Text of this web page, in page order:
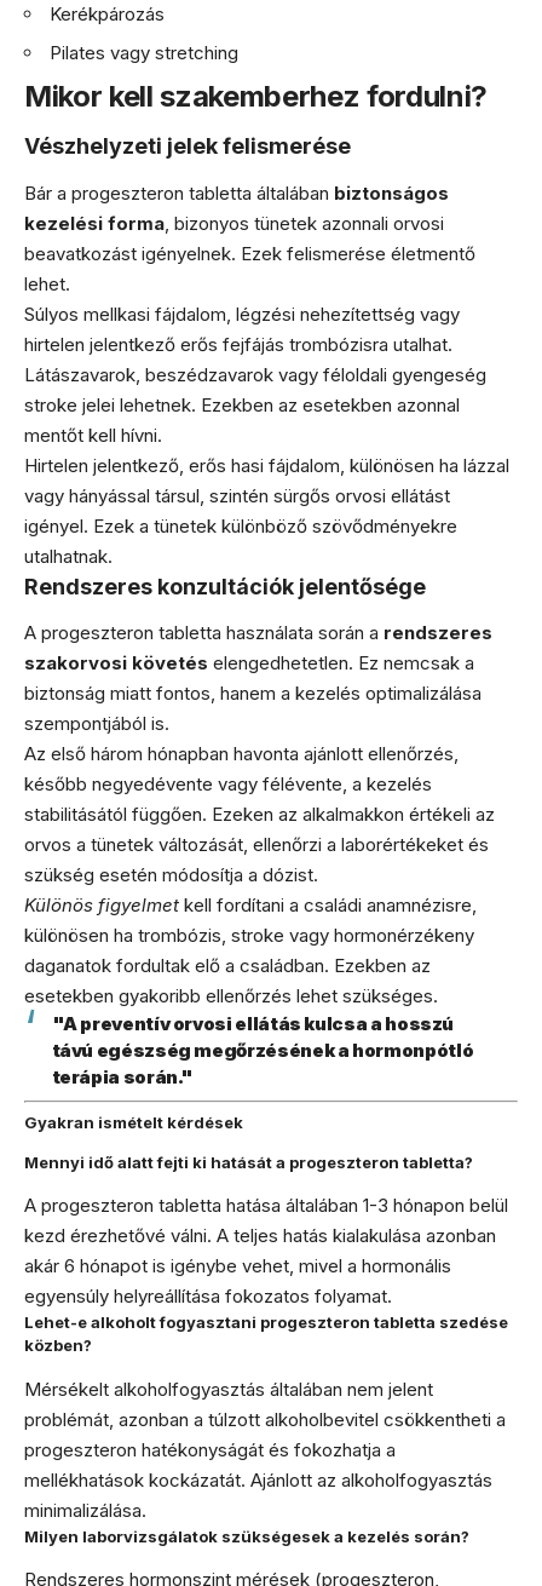
Kerékpározás
Pilates vagy stretching
Mikor kell szakemberhez fordulni?
Vészhelyzeti jelek felismerése
Bár a progeszteron tabletta általában biztonságos
kezelési forma, bizonyos tünetek azonnali orvosi
beavatkozást igényelnek. Ezek felismerése életmentő
lehet.
Súlyos mellkasi fájdalom, légzési nehezítettség vagy
hirtelen jelentkező erős fejfájás trombózisra utalhat.
Látászavarok, beszédzavarok vagy féloldali gyengeség
stroke jelei lehetnek. Ezekben az esetekben azonnal
mentőt kell hívni.
Hirtelen jelentkező, erős hasi fájdalom, különösen ha lázzal
vagy hányással társul, szintén sürgős orvosi ellátást
igényel. Ezek a tünetek különböző szövődményekre
utalhatnak.
Rendszeres konzultációk jelentősége
A progeszteron tabletta használata során a rendszeres
szakorvosi követés elengedhetetlen. Ez nemcsak a
biztonság miatt fontos, hanem a kezelés optimalizálása
szempontjából is.
Az első három hónapban havonta ajánlott ellenőrzés,
később negyedévente vagy félévente, a kezelés
stabilitásától függően. Ezeken az alkalmakkon értékeli az
orvos a tünetek változását, ellenőrzi a laborértékeket és
szükség esetén módosítja a dózist.
Különös figyelmet kell fordítani a családi anamnézisre,
különösen ha trombózis, stroke vagy hormonérzékeny
daganatok fordultak elő a családban. Ezekben az
esetekben gyakoribb ellenőrzés lehet szükséges.
"A preventív orvosi ellátás kulcsa a hosszú
távú egészség megőrzésének a hormonpótló
terápia során."
Gyakran ismételt kérdések
Mennyi idő alatt fejti ki hatását a progeszteron tabletta?
A progeszteron tabletta hatása általában 1-3 hónapon belül
kezd érezhetővé válni. A teljes hatás kialakulása azonban
akár 6 hónapot is igénybe vehet, mivel a hormonális
egyensúly helyreállítása fokozatos folyamat.
Lehet-e alkoholt fogyasztani progeszteron tabletta szedése
közben?
Mérsékelt alkoholfogyasztás általában nem jelent
problémát, azonban a túlzott alkoholbevitel csökkentheti a
progeszteron hatékonyságát és fokozhatja a
mellékhatások kockázatát. Ajánlott az alkoholfogyasztás
minimalizálása.
Milyen laborvizsgálatok szükségesek a kezelés során?
Rendszeres hormonszint mérések (progeszteron,